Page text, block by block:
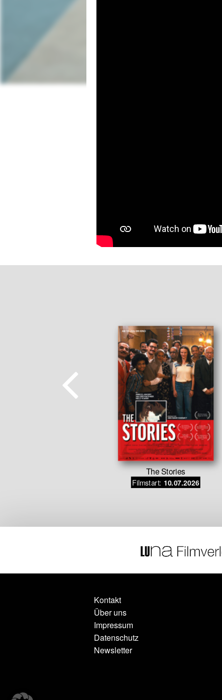
The Stories
Filmstart: 10.07.2026
Kontakt
Über uns
Impressum
Datenschutz
Newsletter